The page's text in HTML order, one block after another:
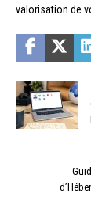
valorisation de